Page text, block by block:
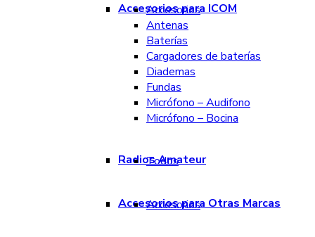
Accesorios para ICOM
Accesorios
Antenas
Baterías
Cargadores de baterías
Diademas
Fundas
Micrófono – Audifono
Micrófono – Bocina
Radios Amateur
Todos
Accesorios para Otras Marcas
Accesorios